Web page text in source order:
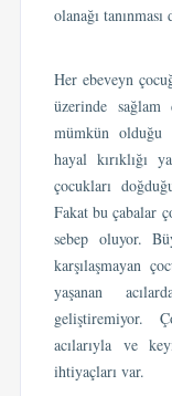
olanağı
Her ebeveyn
üzerinde
mümkün olduğu
hayal kırıklığı
çocukları
Fakat bu çabalar
sebep oluyor.
karşılaşmayan
yaşanan
geliştiremiyor.
acılarıyla ve
ihtiyaçları var.